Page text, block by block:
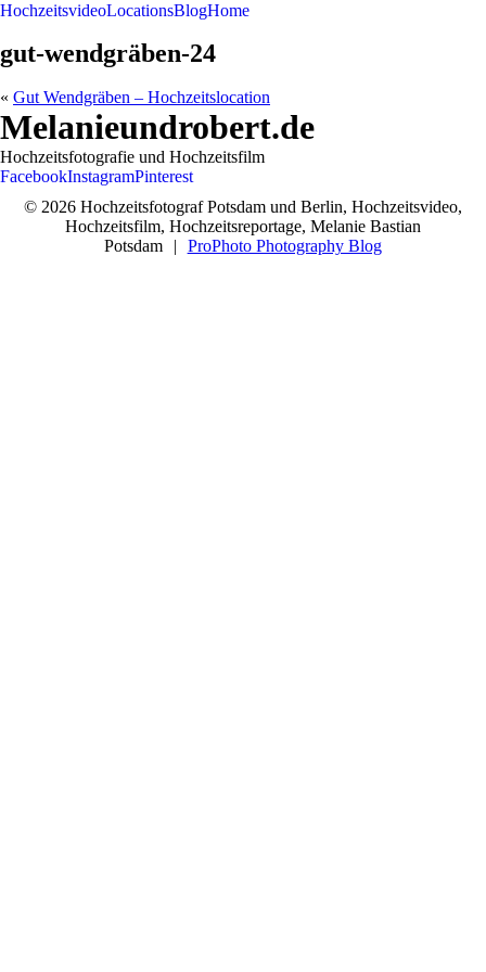
HochzeitsvideoLocationsBlogHome
gut-wendgräben-24
« Gut Wendgräben – Hochzeitslocation
Melanieundrobert.de
Hochzeitsfotografie und Hochzeitsfilm
FacebookInstagramPinterest
© 2026 Hochzeitsfotograf Potsdam und Berlin, Hochzeitsvideo,
Hochzeitsfilm, Hochzeitsreportage, Melanie Bastian
Potsdam
| ProPhoto Photography Blog